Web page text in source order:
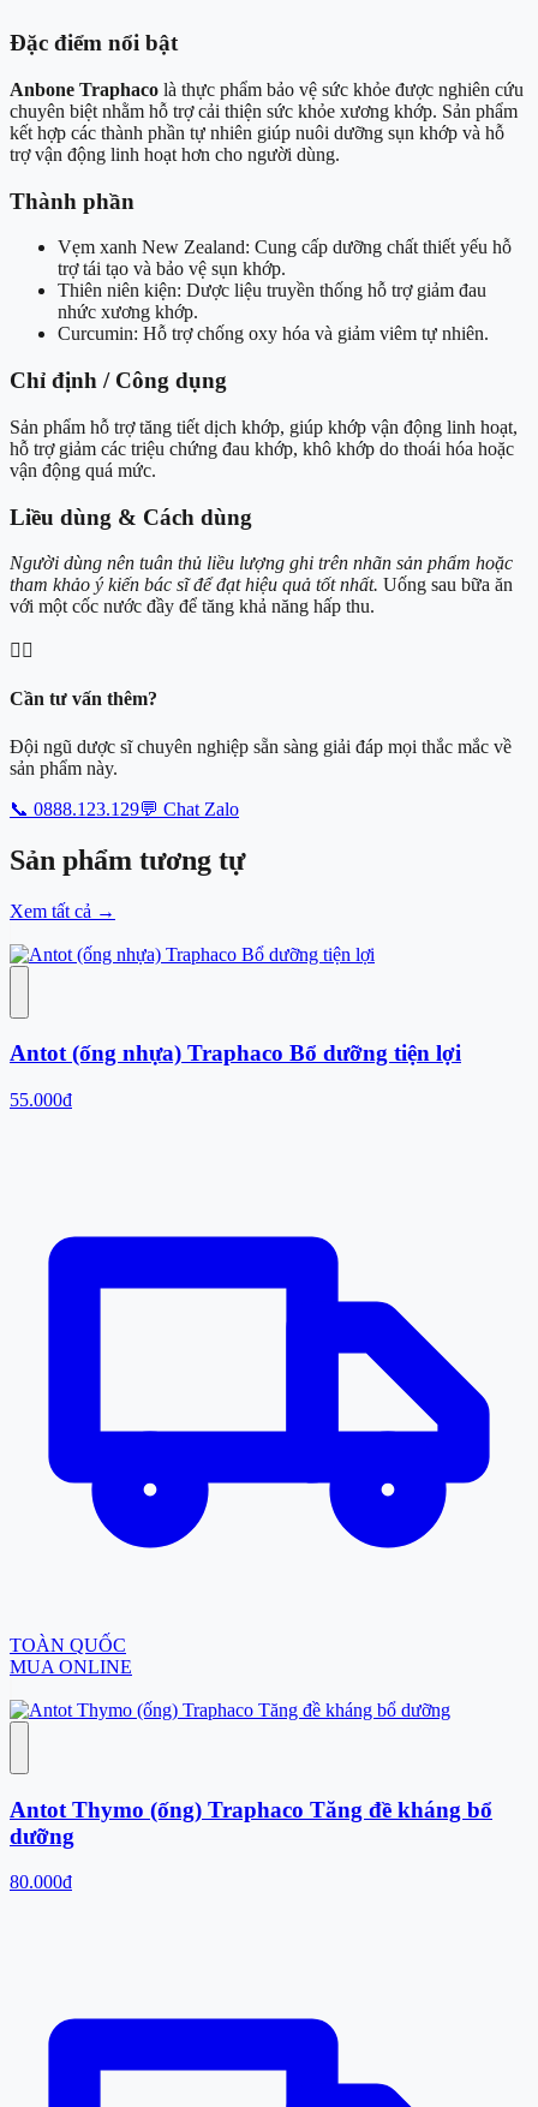
Đặc điểm nổi bật
Anbone Traphaco là thực phẩm bảo vệ sức khỏe được nghiên cứu
chuyên biệt nhằm hỗ trợ cải thiện sức khỏe xương khớp. Sản phẩm
kết hợp các thành phần tự nhiên giúp nuôi dưỡng sụn khớp và hỗ
trợ vận động linh hoạt hơn cho người dùng.
Thành phần
Vẹm xanh New Zealand: Cung cấp dưỡng chất thiết yếu hỗ
trợ tái tạo và bảo vệ sụn khớp.
Thiên niên kiện: Dược liệu truyền thống hỗ trợ giảm đau
nhức xương khớp.
Curcumin: Hỗ trợ chống oxy hóa và giảm viêm tự nhiên.
Chỉ định / Công dụng
Sản phẩm hỗ trợ tăng tiết dịch khớp, giúp khớp vận động linh hoạt,
hỗ trợ giảm các triệu chứng đau khớp, khô khớp do thoái hóa hoặc
vận động quá mức.
Liều dùng & Cách dùng
Người dùng nên tuân thủ liều lượng ghi trên nhãn sản phẩm hoặc
tham khảo ý kiến bác sĩ để đạt hiệu quả tốt nhất. Uống sau bữa ăn
với một cốc nước đầy để tăng khả năng hấp thu.
👨‍⚕️
Cần tư vấn thêm?
Đội ngũ dược sĩ chuyên nghiệp sẵn sàng giải đáp mọi thắc mắc về
sản phẩm này.
📞 0888.123.129💬 Chat Zalo
Sản phẩm tương tự
Xem tất cả →
Antot (ống nhựa) Traphaco Bổ dưỡng tiện lợi
55.000đ
TOÀN QUỐC
MUA ONLINE
Antot Thymo (ống) Traphaco Tăng đề kháng bổ
dưỡng
80.000đ